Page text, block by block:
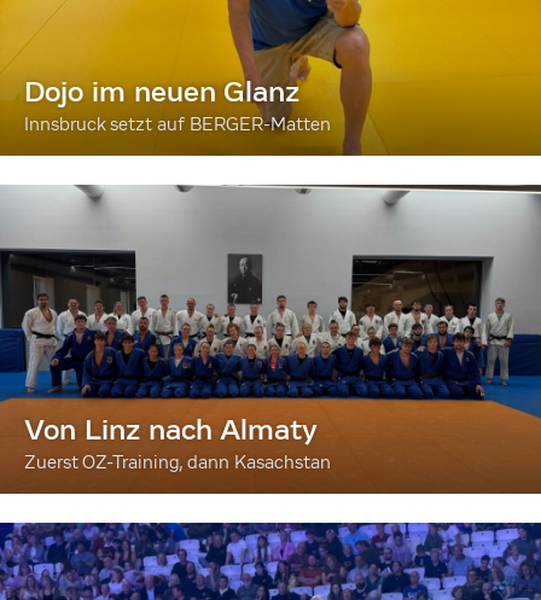
Dojo im neuen Glanz
Innsbruck setzt auf BERGER-Matten
Von Linz nach Almaty
Zuerst OZ-Training, dann Kasachstan